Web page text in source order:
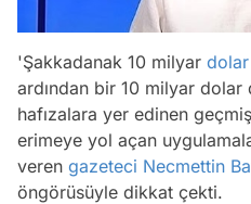
'Şakkadanak 10 milyar dolar
ardından bir 10 milyar dolar
hafızalara yer edinen
erimeye yol açan
veren gazeteci Necmettin
öngörüsüyle dikkat çekti.